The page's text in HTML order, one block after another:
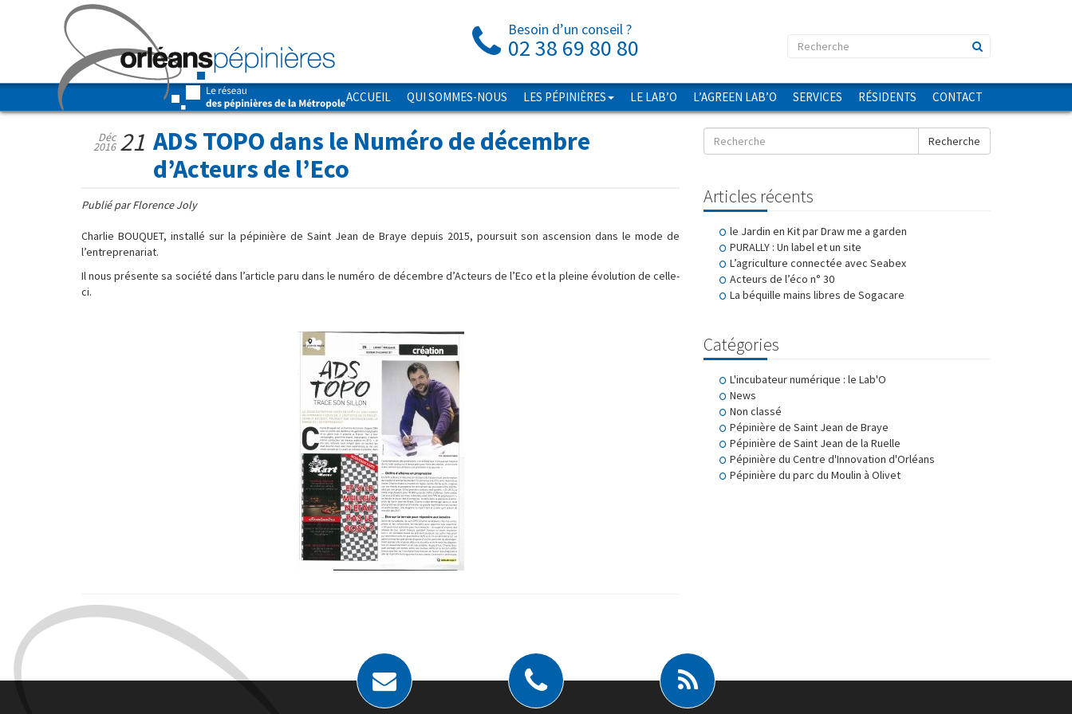
Besoin d’un conseil ?
02 38 69 80 80
ACCUEIL QUI SOMMES-NOUS LES PÉPINIÈRES LE LAB’O L’AGREEN LAB’O SERVICES RÉSIDENTS CONTACT
ADS TOPO dans le Numéro de décembre
d’Acteurs de l’Eco
Déc
2016 21
Publié par Florence Joly
Charlie BOUQUET, installé sur la pépinière de Saint Jean de Braye depuis 2015, poursuit son ascension dans le mode de
l’entreprenariat.
Il nous présente sa société dans l’article paru dans le numéro de décembre d’Acteurs de l’Eco et la pleine évolution de celle-
ci.
Recherche
Articles récents
le Jardin en Kit par Draw me a garden
PURALLY : Un label et un site
L’agriculture connectée avec Seabex
Acteurs de l’éco n° 30
La béquille mains libres de Sogacare
Catégories
L'incubateur numérique : le Lab'O
News
Non classé
Pépinière de Saint Jean de Braye
Pépinière de Saint Jean de la Ruelle
Pépinière du Centre d'Innovation d'Orléans
Pépinière du parc du Moulin à Olivet